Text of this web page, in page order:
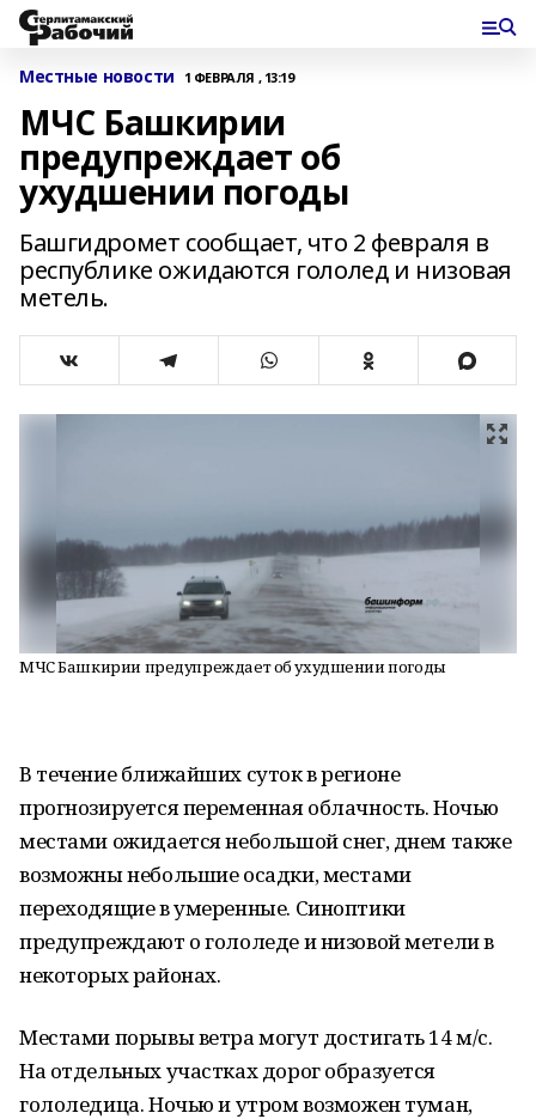
Местные новости 1 ФЕВРАЛЯ , 13:19
МЧС Башкирии
предупреждает об
ухудшении погоды
Башгидромет сообщает, что 2 февраля в
республике ожидаются гололед и низовая
метель.
МЧС Башкирии предупреждает об ухудшении погоды
В течение ближайших суток в регионе
прогнозируется переменная облачность. Ночью
местами ожидается небольшой снег, днем также
возможны небольшие осадки, местами
переходящие в умеренные. Синоптики
предупреждают о гололеде и низовой метели в
некоторых районах.
Местами порывы ветра могут достигать 14 м/с.
На отдельных участках дорог образуется
гололедица. Ночью и утром возможен туман,